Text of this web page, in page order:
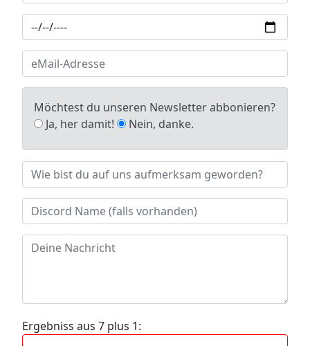
Möchtest du unseren Newsletter abbonieren?
Ja, her damit!
Nein, danke.
Ergebniss aus 7 plus 1: